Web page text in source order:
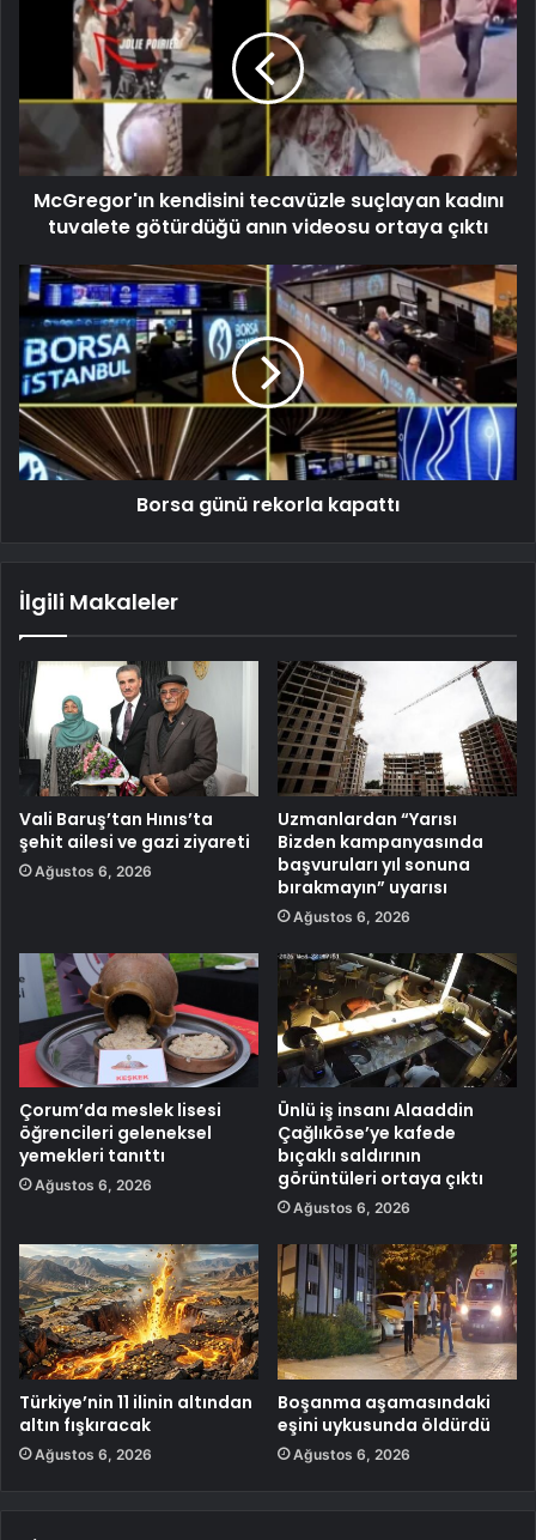
McGregor'ın kendisini tecavüzle suçlayan kadını
tuvalete götürdüğü anın videosu ortaya çıktı
Borsa günü rekorla kapattı
İlgili Makaleler
Vali Baruş’tan Hınıs’ta
şehit ailesi ve gazi ziyareti
Ağustos 6, 2026
Uzmanlardan “Yarısı
Bizden kampanyasında
başvuruları yıl sonuna
bırakmayın” uyarısı
Ağustos 6, 2026
Çorum’da meslek lisesi
öğrencileri geleneksel
yemekleri tanıttı
Ağustos 6, 2026
Ünlü iş insanı Alaaddin
Çağlıköse’ye kafede
bıçaklı saldırının
görüntüleri ortaya çıktı
Ağustos 6, 2026
Türkiye’nin 11 ilinin altından
altın fışkıracak
Ağustos 6, 2026
Boşanma aşamasındaki
eşini uykusunda öldürdü
Ağustos 6, 2026